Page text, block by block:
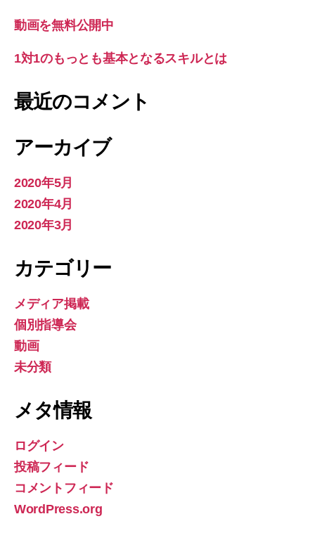
動画を無料公開中
1対1のもっとも基本となるスキルとは
最近のコメント
アーカイブ
2020年5月
2020年4月
2020年3月
カテゴリー
メディア掲載
個別指導会
動画
未分類
メタ情報
ログイン
投稿フィード
コメントフィード
WordPress.org